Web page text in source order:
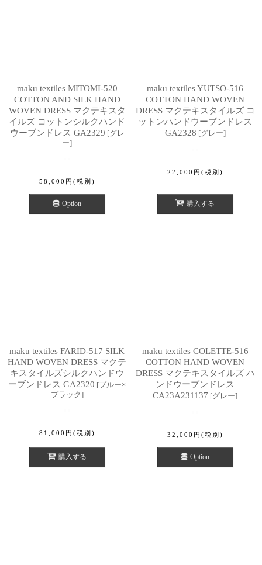
maku textiles MITOMI-520
COTTON AND SILK HAND
WOVEN DRESS マクテキスタ
イルズ コットンシルクハンド
ウーブンドレス GA2329 [グレ
ー]
58,000 円 (税別)
Option
maku textiles YUTSO-516
COTTON HAND WOVEN
DRESS マクテキスタイルズ コ
ットンハンドウーブンドレス
GA2328 [グレー]
22,000 円 (税別)
購入する
maku textiles FARID-517 SILK
HAND WOVEN DRESS マクテ
キスタイルズシルクハンドウ
ーブンドレス GA2320 [ブルー×
ブラック]
81,000 円 (税別)
購入する
maku textiles COLETTE-516
COTTON HAND WOVEN
DRESS マクテキスタイルズ ハ
ンドウーブンドレス
CA23A231137 [グレー]
32,000 円 (税別)
Option